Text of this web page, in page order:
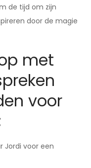
de tijd om zijn
door de magie
met
voor
Jordi voor een